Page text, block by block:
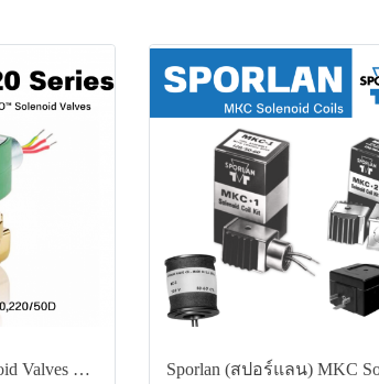
ASCO 2-Way Solenoid Valves 8220G021 Series